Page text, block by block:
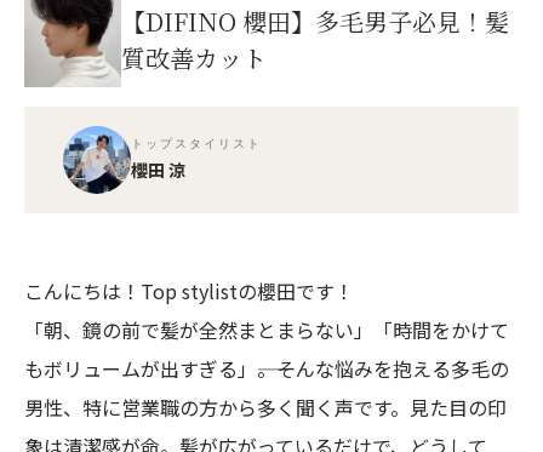
【DIFINO 櫻田】多毛男子必見！髪
質改善カット
トップスタイリスト
櫻田 涼
こんにちは！Top stylistの櫻田です！
「朝、鏡の前で髪が全然まとまらない」「時間をかけて
もボリュームが出すぎる」――。そんな悩みを抱える多毛の
男性、特に営業職の方から多く聞く声です。見た目の印
象は清潔感が命。髪が広がっているだけで、どうして